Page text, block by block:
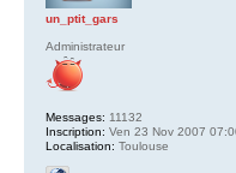
un_ptit_gars
Administrateur
Messages: 11132
Inscription: Ven 23 Nov 2007
Localisation: Toulouse